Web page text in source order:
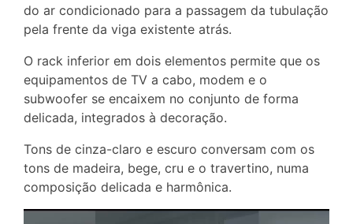
do ar condicionado para a passagem da tubulação
pela frente da viga existente atrás.
O rack inferior em dois elementos permite que os
equipamentos de TV a cabo, modem e o
subwoofer se encaixem no conjunto de forma
delicada, integrados à decoração.
Tons de cinza-claro e escuro conversam com os
tons de madeira, bege, cru e o travertino, numa
composição delicada e harmônica.